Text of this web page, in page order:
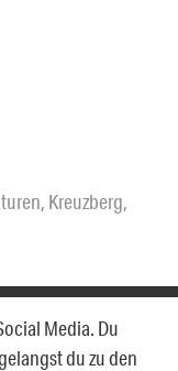
, Kreuzberg,
Media. Du
du zu den